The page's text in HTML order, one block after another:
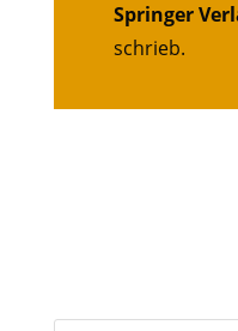
Springer
schrieb.